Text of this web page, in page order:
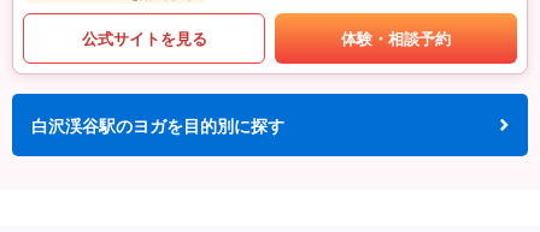
公式サイトを見る 体験・相談予約
白沢渓谷駅のヨガを目的別に探す